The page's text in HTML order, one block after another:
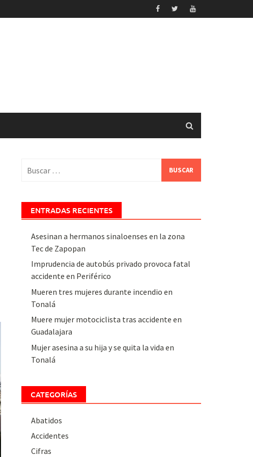
ENTRADAS RECIENTES
Asesinan a hermanos sinaloenses en la zona
Tec de Zapopan
Imprudencia de autobús privado provoca fatal
accidente en Periférico
Mueren tres mujeres durante incendio en
Tonalá
Muere mujer motociclista tras accidente en
Guadalajara
Mujer asesina a su hija y se quita la vida en
Tonalá
CATEGORÍAS
Abatidos
Accidentes
Cifras